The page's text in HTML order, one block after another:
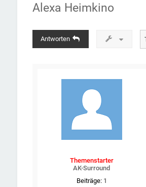
Alexa Heimkino
Antworten
Themenstarter
AK-Surround
Beiträge: 1